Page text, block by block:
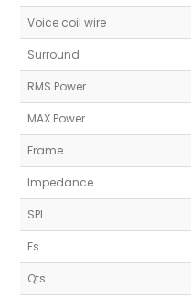
Voice coil wire
Surround
RMS Power
MAX Power
Frame
Impedance
SPL
Fs
Qts